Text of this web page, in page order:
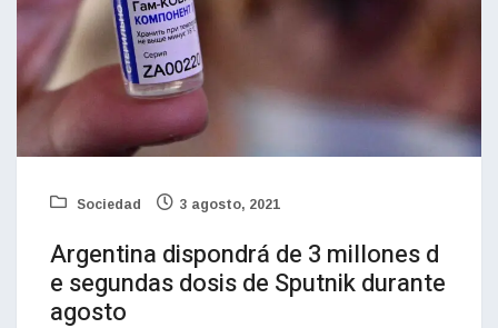
Sociedad 3 agosto, 2021
Argentina dispondrá de 3 millones d
e segundas dosis de Sputnik durante
agosto